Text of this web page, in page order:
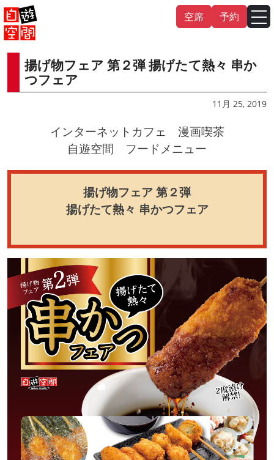
Skip
to
content
空席 予約
揚げ物フェア 第２弾 揚げたて熱々 串か
つフェア
11月 25, 2019
インターネットカフェ 漫画喫茶
自遊空間 フードメニュー
揚げ物フェア 第２弾
揚げたて熱々 串かつフェア
English 中文（繁 體 ） 中文（简 体 ）
日本語